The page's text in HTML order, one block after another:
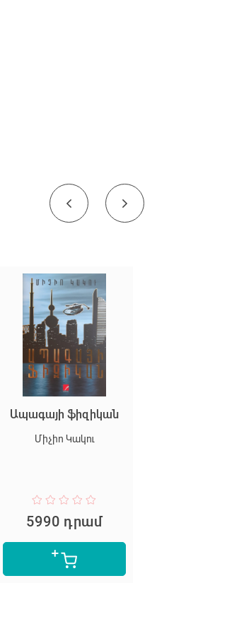
Ապագայի ֆիզիկան
Միչիո Կակու
5990 դրամ